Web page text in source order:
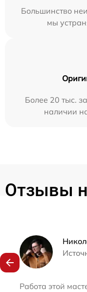
Большинство
мы
Более 20 тыс.
наличии
Отзывы
Работа этой